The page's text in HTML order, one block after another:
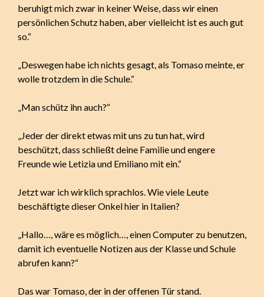
beruhigt mich zwar in keiner Weise, dass wir einen
persönlichen Schutz haben, aber vielleicht ist es auch gut
so.“
„Deswegen habe ich nichts gesagt, als Tomaso meinte, er
wolle trotzdem in die Schule.“
„Man schütz ihn auch?“
„Jeder der direkt etwas mit uns zu tun hat, wird
beschützt, dass schließt deine Familie und engere
Freunde wie Letizia und Emiliano mit ein.“
Jetzt war ich wirklich sprachlos. Wie viele Leute
beschäftigte dieser Onkel hier in Italien?
„Hallo…, wäre es möglich…, einen Computer zu benutzen,
damit ich eventuelle Notizen aus der Klasse und Schule
abrufen kann?“
Das war Tomaso, der in der offenen Tür stand.